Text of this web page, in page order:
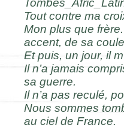
Tout contre ma
Mon plus que
accent, de sa
Et puis, un jour, il
Il n’a jamais
sa guerre.
Il n’a pas reculé,
Nous sommes
au ciel de France.